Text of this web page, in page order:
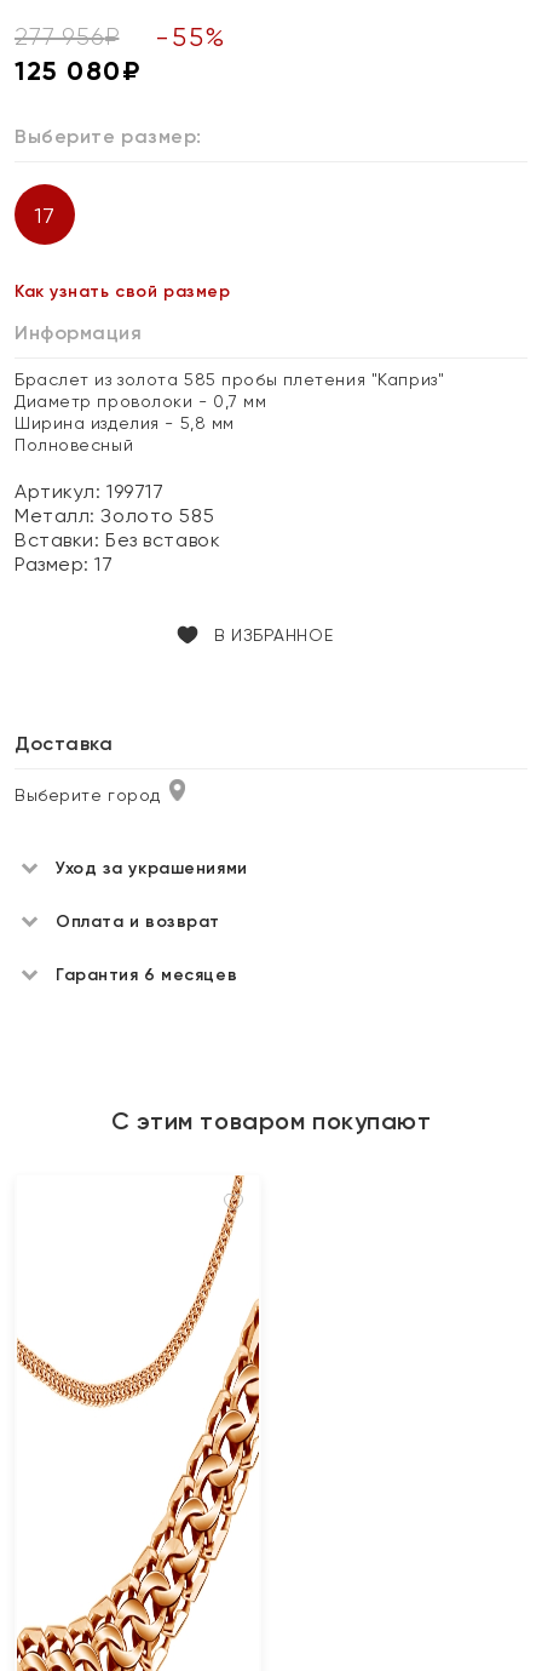
277 956₽ - 55%
125 080₽
Выберите размер:
17
Как узнать свой размер
Информация
Браслет из золота 585 пробы плетения "Каприз"
Диаметр проволоки - 0,7 мм
Ширина изделия - 5,8 мм
Полновесный
Артикул: 199717
Металл:Золото 585
Вставки:Без вставок
Размер:17
В ИЗБРАННОЕ
Доставка
Выберите город
Уход за украшениями
Оплата и возврат
Гарантия 6 месяцев
С этим товаром покупают